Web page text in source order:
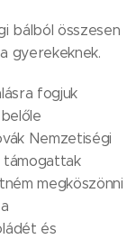
bálból összesen
gyerekeknek.
fogjuk
Nemzetiségi
támogattak
megköszönni
és